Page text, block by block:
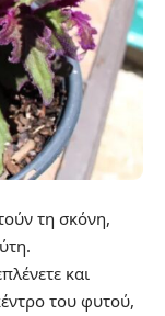
τη σκόνη,
και
του φυτού,